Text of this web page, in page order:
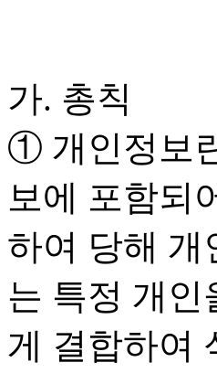
가. 총칙
① 개인정보
보에 포함되
하여 당해 개
는 특정 개인
게 결합하여